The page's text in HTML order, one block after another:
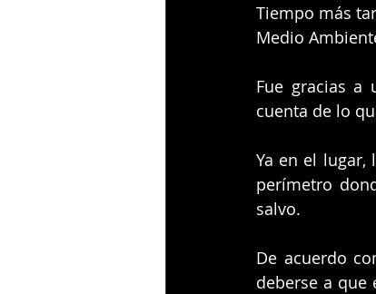
Tiempo más
Medio
Fue gracias a
cuenta de lo
Ya en el lugar,
perímetro
salvo.
De acuerdo
deberse a que